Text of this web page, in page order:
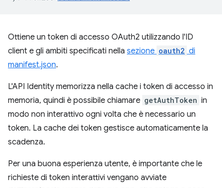
Ottiene un token di accesso OAuth2 utilizzando l'ID
client e gli ambiti specificati nella sezione oauth2 di
manifest.json.
L'API Identity memorizza nella cache i token di accesso in
memoria, quindi è possibile chiamare getAuthToken in
modo non interattivo ogni volta che è necessario un
token. La cache dei token gestisce automaticamente la
scadenza.
Per una buona esperienza utente, è importante che le
richieste di token interattivi vengano avviate